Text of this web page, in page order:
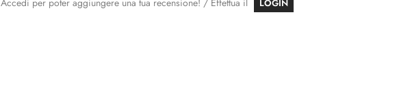
LOGIN